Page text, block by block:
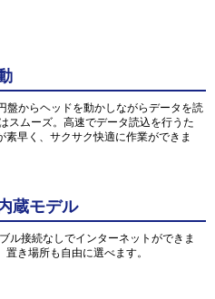
盤からヘッドを動かしながらデータを読
スムーズ。高速でデータ読込を行うた
早く、サクサク快適に作業ができま
蔵モデル
ル接続なしでインターネットができま
き場所も自由に選べます。